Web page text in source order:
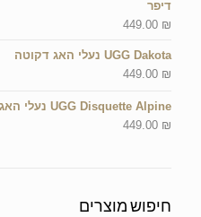
דיפר
449.00 ₪
UGG Dakota נעלי האג דקוטה
449.00 ₪
UGG Disquette Alpine נעלי האג אלפין
449.00 ₪
חיפוש מוצרים